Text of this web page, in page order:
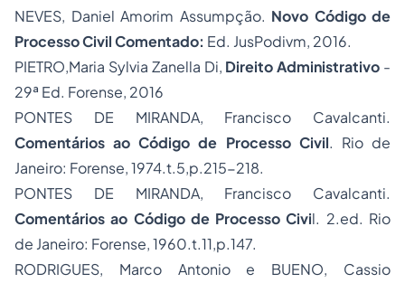
NEVES, Daniel Amorim Assumpção. Novo Código de
Processo Civil Comentado: Ed. JusPodivm, 2016.
PIETRO,Maria Sylvia Zanella Di, Direito Administrativo -
29ª Ed. Forense, 2016
PONTES DE MIRANDA, Francisco Cavalcanti.
Comentários ao Código de Processo Civil. Rio de
Janeiro: Forense, 1974.t.5,p.215-218.
PONTES DE MIRANDA, Francisco Cavalcanti.
Comentários ao Código de Processo Civil. 2.ed. Rio
de Janeiro: Forense, 1960.t.11,p.147.
RODRIGUES, Marco Antonio e BUENO, Cassio